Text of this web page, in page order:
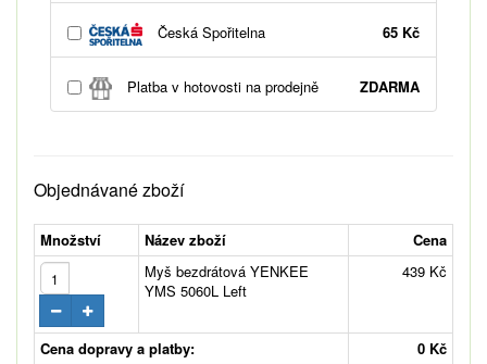
Česká Spořitelna 65 Kč
Platba v hotovosti na prodejně ZDARMA
Objednávané zboží
Množství Název zboží
Cena
Myš bezdrátová YENKEE
YMS 5060L Left
439 Kč
Cena dopravy a platby: 0 Kč